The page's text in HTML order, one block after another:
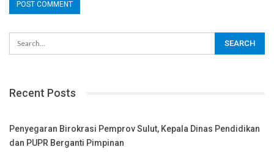
Recent Posts
Penyegaran Birokrasi Pemprov Sulut, Kepala Dinas Pendidikan
dan PUPR Berganti Pimpinan